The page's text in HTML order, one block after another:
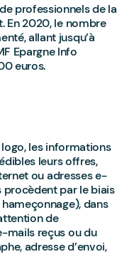
professionnels de la
En 2020, le nombre
allant jusqu’à
Epargne Info
euros.
les informations
leurs offres,
ou adresses e-
procèdent par le biais
dans
de
mails reçus ou du
adresse d’envoi,